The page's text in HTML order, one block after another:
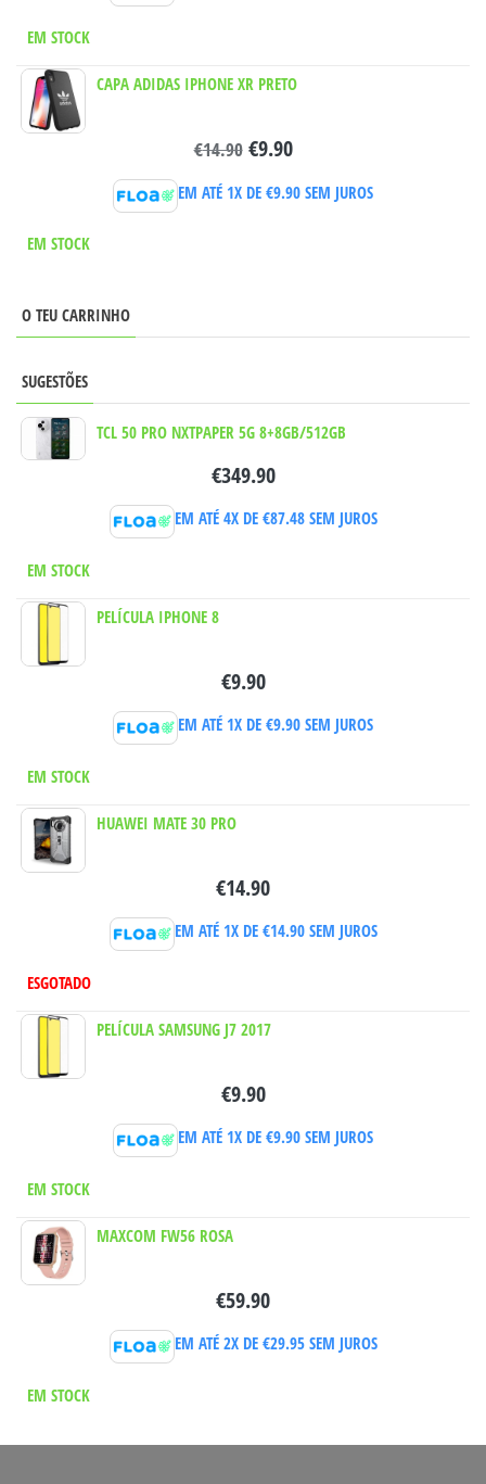
EM STOCK
CAPA ADIDAS IPHONE XR PRETO
€14.90 €9.90
EM ATÉ 1X DE €9.90 SEM JUROS
EM STOCK
O TEU CARRINHO
SUGESTÕES
TCL 50 PRO NXTPAPER 5G 8+8GB/512GB
€349.90
EM ATÉ 4X DE €87.48SEM JUROS
EM STOCK
PELÍCULA IPHONE 8
€9.90
EM ATÉ 1X DE €9.90 SEM JUROS
EM STOCK
HUAWEI MATE 30 PRO
€14.90
EM ATÉ 1X DE €14.90SEM JUROS
ESGOTADO
PELÍCULA SAMSUNG J7 2017
€9.90
EM ATÉ 1X DE €9.90 SEM JUROS
EM STOCK
MAXCOM FW56 ROSA
€59.90
EM ATÉ 2X DE €29.95SEM JUROS
EM STOCK